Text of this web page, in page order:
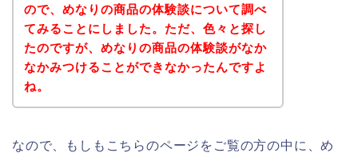
ので、めなりの商品の体験談について調べ
てみることにしました。ただ、色々と探し
たのですが、めなりの商品の体験談がなか
なかみつけることができなかったんですよ
ね。
なので、もしもこちらのページをご覧の方の中に、め